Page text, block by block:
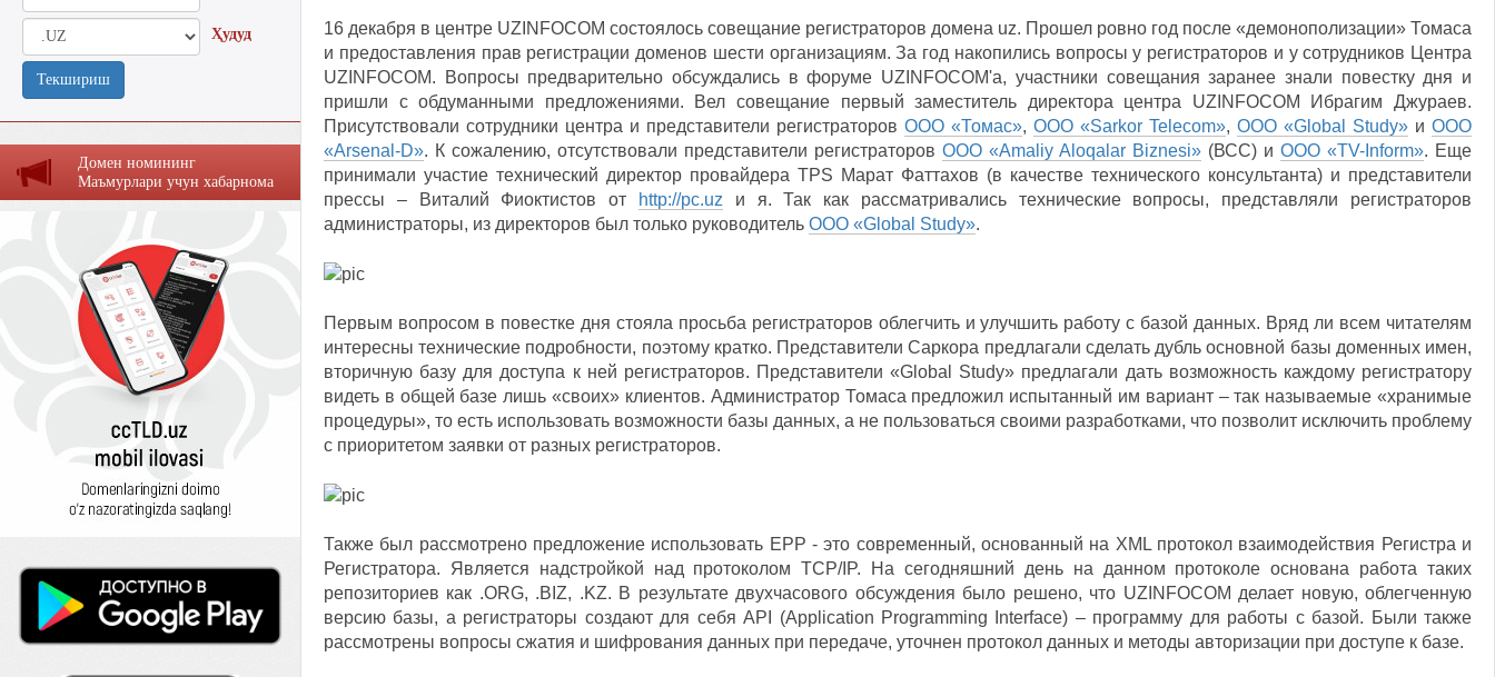
Ҳудуд
Текшириш
Домен номининг
Маъмурлaри учун хaбaрномa
16 декабря в центре UZINFOCOM состоялось совещание регистраторов домена uz. Прошел ровно год после «демонополизации» Томаса
и предоставления прав регистрации доменов шести организациям. За год накопились вопросы у регистраторов и у сотрудников Центра
UZINFOCOM. Вопросы предварительно обсуждались в форуме UZINFOCOM'a, участники совещания заранее знали повестку дня и
пришли с обдуманными предложениями. Вел совещание первый заместитель директора центра UZINFOCOM Ибрагим Джураев.
Присутствовали сотрудники центра и представители регистраторов ООО «Томас», ООО «Sarkor Telecom», ООО «Global Study» и ООО
«Arsenal-D». К сожалению, отсутствовали представители регистраторов ООО «Amaliy Aloqalar Biznesi» (ВСС) и ООО «TV-Inform». Еще
принимали участие технический директор провайдера TPS Марат Фаттахов (в качестве технического консультанта) и представители
прессы – Виталий Фиоктистов от
http://pc.uz и я. Так как рассматривались технические вопросы, представляли регистраторов
администраторы, из директоров был только руководитель ООО «Global Study».
Первым вопросом в повестке дня стояла просьба регистраторов облегчить и улучшить работу с базой данных. Вряд ли всем читателям
интересны технические подробности, поэтому кратко. Представители Саркора предлагали сделать дубль основной базы доменных имен,
вторичную базу для доступа к ней регистраторов. Представители «Global Study» предлагали дать возможность каждому регистратору
видеть в общей базе лишь «своих» клиентов. Администратор Томаса предложил испытанный им вариант – так называемые «хранимые
процедуры», то есть использовать возможности базы данных, а не пользоваться своими разработками, что позволит исключить проблему
с приоритетом заявки от разных регистраторов.
Также был рассмотрено предложение использовать ЕРР - это современный, основанный на XML протокол взаимодействия Регистра и
Регистратора. Является надстройкой над протоколом TCP/IP. На сегодняшний день на данном протоколе основана работа таких
репозиториев как .ORG, .BIZ, .KZ. В результате двухчасового обсуждения было решено, что UZINFOCOM делает новую, облегченную
версию базы, а регистраторы создают для себя API (Application Programming Interface) – программу для работы с базой. Были также
рассмотрены вопросы сжатия и шифрования данных при передаче, уточнен протокол данных и методы авторизации при доступе к базе.